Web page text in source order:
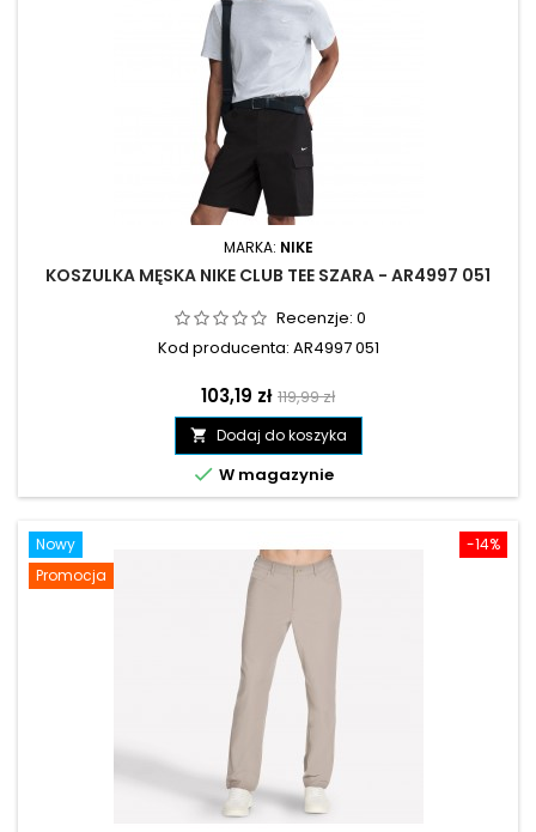
MARKA: NIKE
KOSZULKA MĘSKA NIKE CLUB TEE SZARA - AR4997 051
Recenzje: 0
Kod producenta: AR4997 051
Cena
103,19 zł Cena
podstawowa
119,99 zł
 Dodaj do koszyka
 W magazynie
-14%
Nowy
Promocja